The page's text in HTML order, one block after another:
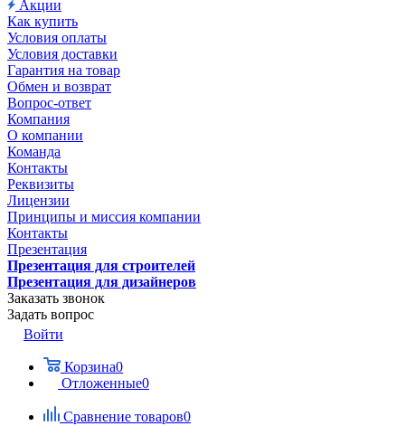
Акции
Как купить
Условия оплаты
Условия доставки
Гарантия на товар
Обмен и возврат
Вопрос-ответ
Компания
О компании
Команда
Контакты
Реквизиты
Лицензии
Принципы и миссия компании
Контакты
Презентация
Презентация для строителей
Презентация для дизайнеров
Заказать звонок
Задать вопрос
Войти
Корзина0
Отложенные0
Сравнение товаров0